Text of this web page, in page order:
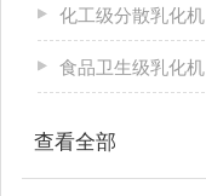
化工级分散乳化机
食品卫生级乳化机
查看全部